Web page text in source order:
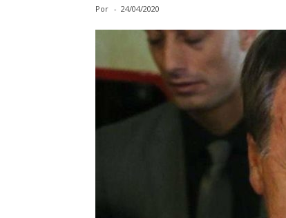
Por - 24/04/2020